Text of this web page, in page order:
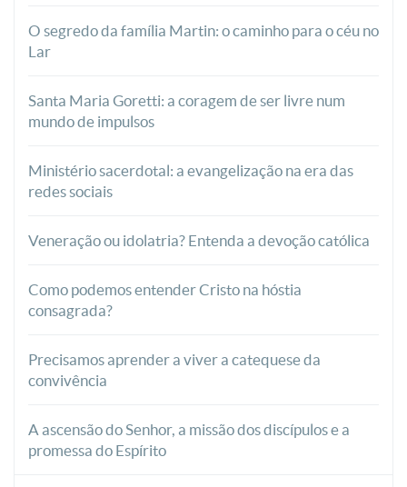
O segredo da família Martin: o caminho para o céu no
Lar
Santa Maria Goretti: a coragem de ser livre num
mundo de impulsos
Ministério sacerdotal: a evangelização na era das
redes sociais
Veneração ou idolatria? Entenda a devoção católica
Como podemos entender Cristo na hóstia
consagrada?
Precisamos aprender a viver a catequese da
convivência
A ascensão do Senhor, a missão dos discípulos e a
promessa do Espírito